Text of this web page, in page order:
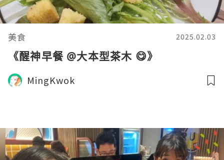
美食 2025.02.03
《醒神早餐 @大本型茶木 😋》
MingKwok